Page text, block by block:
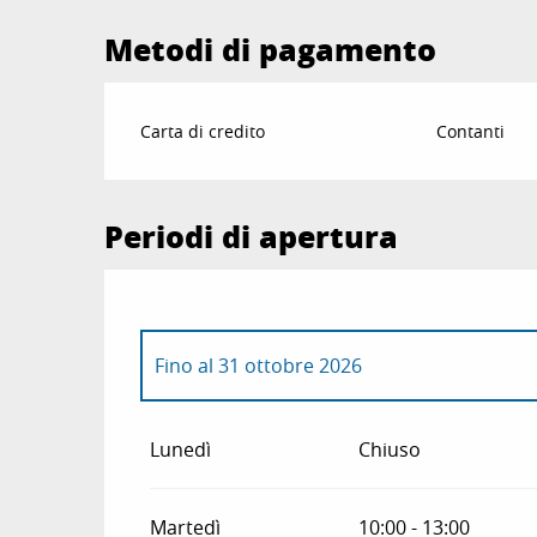
Metodi di pagamento
Carta di credito Contanti
Periodi di apertura
Fino al 31 ottobre 2026
2 novembre 2026
Lunedì Chiuso
Martedì 10:00 - 13:00